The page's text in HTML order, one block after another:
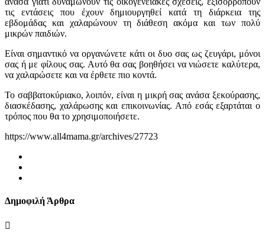
τις εντάσεις που έχουν δημιουργηθεί κατά τη διάρκεια της
εβδομάδας και χαλαρώνουν τη διάθεση ακόμα και των πολύ
μικρών παιδιών.
Είναι σημαντικό να οργανώνετε κάτι οι δυο σας ως ζευγάρι, μόνοι
σας ή με φίλους σας. Αυτό θα σας βοηθήσει να νιώσετε καλύτερα,
να χαλαρώσετε και να έρθετε πιο κοντά.
Το σαββατοκύριακο, λοιπόν, είναι η μικρή σας ανάσα ξεκούρασης,
διασκέδασης, χαλάρωσης και επικοινωνίας. Από εσάς εξαρτάται ο
τρόπος που θα το χρησιμοποιήσετε.
https://www.all4mama.gr/archives/27723
Δημοφιλή Άρθρα